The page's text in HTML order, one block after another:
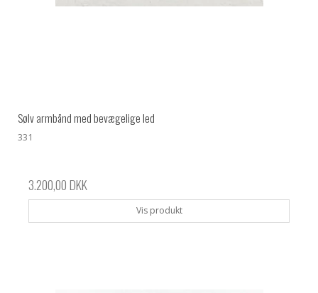
Sølv armbånd med bevægelige led
331
3.200,00 DKK
Vis produkt